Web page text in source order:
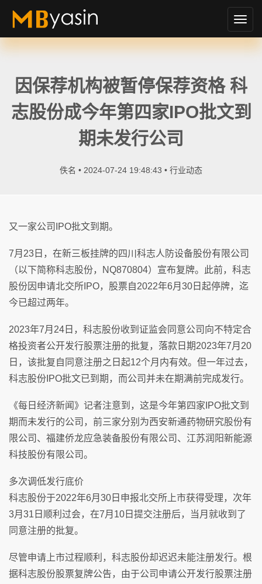
切
换
因保荐机构被暂停保荐资格 科
志股份成今年第四家IPO批文到
期未发行公司
佚名 • 2024-07-24 19:48:43 • 行业动态
又一家公司IPO批文到期。
7月23日，在新三板挂牌的四川科志人防设备股份有限公司
（以下简称科志股份，NQ870804）宣布复牌。此前，科志
股份因申请北交所IPO，股票自2022年6月30日起停牌，迄
今已超过两年。
2023年7月24日，科志股份收到证监会同意公司向不特定合
格投资者公开发行股票注册的批复，落款日期2023年7月20
日，该批复自同意注册之日起12个月内有效。但一年过去，
科志股份IPO批文已到期，而公司并未在期满前完成发行。
《每日经济新闻》记者注意到，这是今年第四家IPO批文到
期而未发行的公司，前三家分别为西安新通药物研究股份有
限公司、福建侨龙应急装备股份有限公司、江苏润阳新能源
科技股份有限公司。
多次调低发行底价
科志股份于2022年6月30日申报北交所上市获得受理，次年
3月31日顺利过会，在7月10日提交注册后，当月就收到了
同意注册的批复。
尽管申请上市过程顺利，科志股份却迟迟未能注册发行。根
据科志股份股票复牌公告，由于公司申请公开发行股票注册